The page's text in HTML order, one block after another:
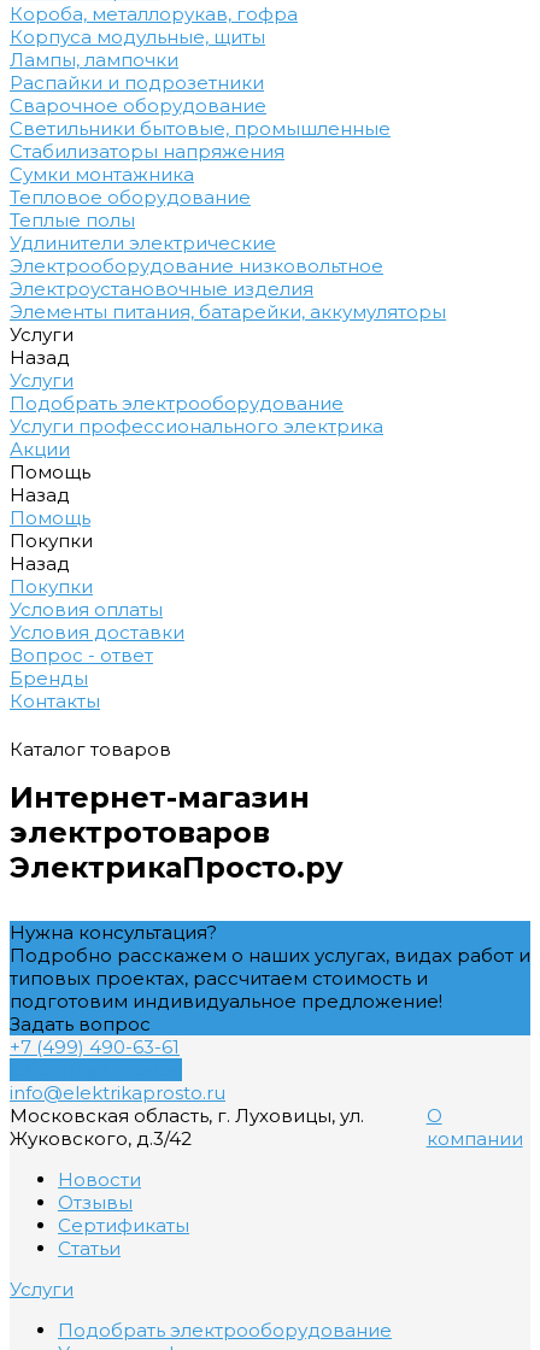
Короба, металлорукав, гофра
Корпуса модульные, щиты
Лампы, лампочки
Распайки и подрозетники
Сварочное оборудование
Светильники бытовые, промышленные
Стабилизаторы напряжения
Сумки монтажника
Тепловое оборудование
Теплые полы
Удлинители электрические
Электрооборудование низковольтное
Электроустановочные изделия
Элементы питания, батарейки, аккумуляторы
Услуги
Назад
Услуги
Подобрать электрооборудование
Услуги профессионального электрика
Акции
Помощь
Назад
Помощь
Покупки
Назад
Покупки
Условия оплаты
Условия доставки
Вопрос - ответ
Бренды
Контакты
Каталог товаров
Интернет-магазин
электротоваров
ЭлектрикаПросто.ру
Нужна консультация?
Подробно расскажем о наших услугах, видах работ и
типовых проектах, рассчитаем стоимость и
подготовим индивидуальное предложение!
Задать вопрос
+7 (499) 490-63-61
info@elektrikaprosto.ru
Московская область, г. Луховицы, ул.
Жуковского, д.3/42
О
компании
Новости
Отзывы
Сертификаты
Статьи
Услуги
Подобрать электрооборудование